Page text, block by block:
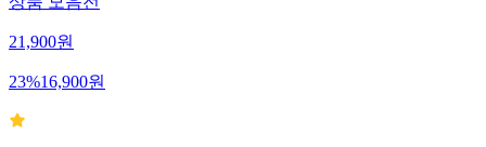
상품 모음전
21,900원
23%16,900원